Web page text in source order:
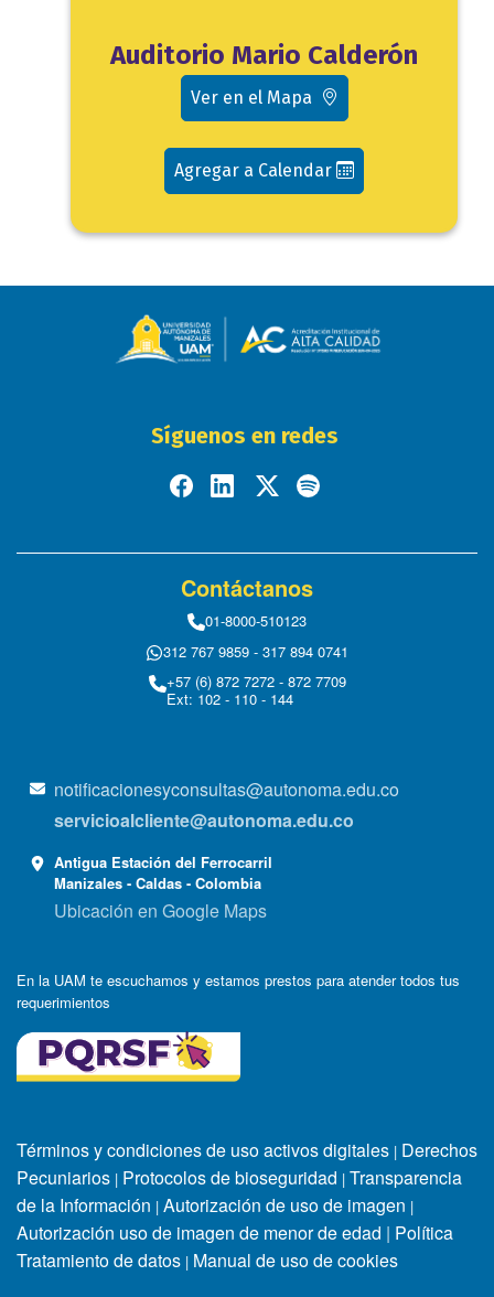
Ubicación
Auditorio Mario Calderón
Ver en el Mapa
Agregar a Calendar
Síguenos en redes
Contáctanos
01-8000-510123
312 767 9859 - 317 894 0741
+57 (6) 872 7272 - 872 7709
Ext: 102 - 110 - 144
notificacionesyconsultas@autonoma.edu.co
servicioalcliente@autonoma.edu.co
Antigua Estación del Ferrocarril
Manizales - Caldas - Colombia
Ubicación en Google Maps
En la UAM te escuchamos y estamos prestos para atender todos tus
requerimientos
Términos y condiciones de uso activos digitales | Derechos
Pecuniarios | Protocolos de bioseguridad | Transparencia
de la Información | Autorización de uso de imagen |
Autorización uso de imagen de menor de edad | Política
Tratamiento de datos | Manual de uso de cookies